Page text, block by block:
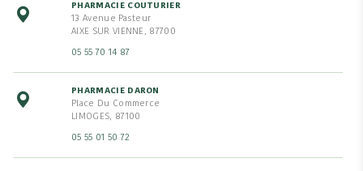
PHARMACIE COUTURIER
13 Avenue Pasteur
AIXE SUR VIENNE, 87700
05 55 70 14 87
PHARMACIE DARON
Place Du Commerce
LIMOGES, 87100
05 55 01 50 72